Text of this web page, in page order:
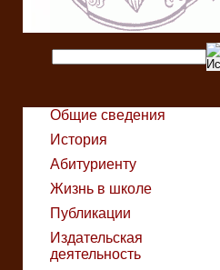
Общие сведения
История
Абитуриенту
Жизнь в школе
Публикации
Издательская
деятельность